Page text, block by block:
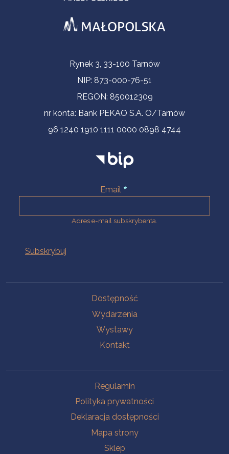
Informacje kontaktoweRynek 3, 33-100 Tarnów
NIP: 873-000-76-51
REGON: 850012309
nr konta: Bank PEKAO S.A. O/Tarnów
96 1240 1910 1111 0000 0898 4744
Email
Adres e-mail subskrybenta.
Dostępność
Wydarzenia
Wystawy
Kontakt
Regulamin
Polityka prywatności
Deklaracja dostępności
Mapa strony
Sklep